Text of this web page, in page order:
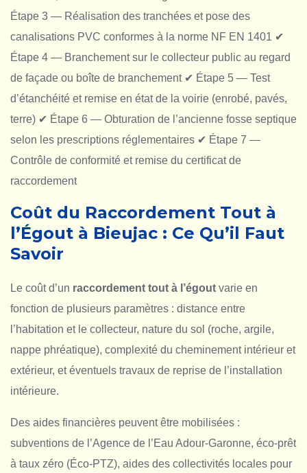
Étape 3 — Réalisation des tranchées et pose des
canalisations PVC conformes à la norme NF EN 1401 ✔
Étape 4 — Branchement sur le collecteur public au regard
de façade ou boîte de branchement✔ Étape 5 — Test
d’étanchéité et remise en état de la voirie (enrobé, pavés,
terre) ✔ Étape 6 — Obturation de l’ancienne fosse septique
selon les prescriptions réglementaires ✔ Étape 7 —
Contrôle de conformité et remise du certificat de
raccordement
Coût du Raccordement Tout à
l’Égout à Bieujac : Ce Qu’il Faut
Savoir
Le coût d’un raccordement tout à l’égout varie en
fonction de plusieurs paramètres : distance entre
l’habitation et le collecteur, nature du sol (roche, argile,
nappe phréatique), complexité du cheminement intérieur et
extérieur, et éventuels travaux de reprise de l’installation
intérieure.
Des aides financières peuvent être mobilisées :
subventions de l’Agence de l’Eau Adour-Garonne, éco-prêt
à taux zéro (Éco-PTZ), aides des collectivités locales pour